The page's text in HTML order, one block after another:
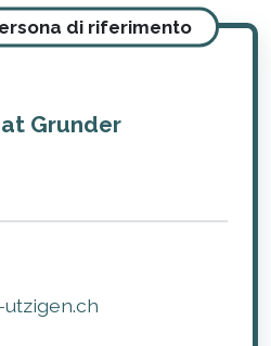
di riferimento
Grunder